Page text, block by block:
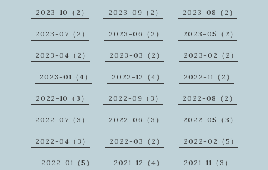
2023-10（2） 2023-09（2） 2023-08（2）
2023-07（2） 2023-06（2） 2023-05（2）
2023-04（2） 2023-03（2） 2023-02（2）
2023-01（4） 2022-12（4） 2022-11（2）
2022-10（3） 2022-09（3） 2022-08（2）
2022-07（3） 2022-06（3） 2022-05（3）
2022-04（3） 2022-03（2） 2022-02（5）
2022-01（5） 2021-12（4） 2021-11（3）